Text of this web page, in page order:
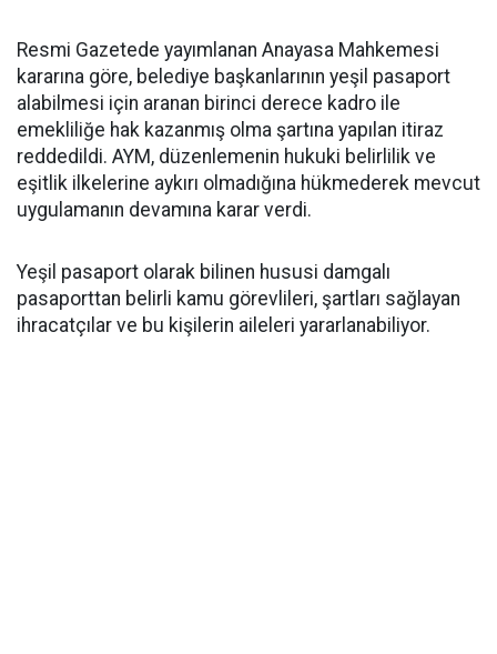
Resmi Gazetede yayımlanan Anayasa Mahkemesi
kararına göre, belediye başkanlarının yeşil pasaport
alabilmesi için aranan birinci derece kadro ile
emekliliğe hak kazanmış olma şartına yapılan itiraz
reddedildi. AYM, düzenlemenin hukuki belirlilik ve
eşitlik ilkelerine aykırı olmadığına hükmederek mevcut
uygulamanın devamına karar verdi.
Yeşil pasaport olarak bilinen hususi damgalı
pasaporttan belirli kamu görevlileri, şartları sağlayan
ihracatçılar ve bu kişilerin aileleri yararlanabiliyor.